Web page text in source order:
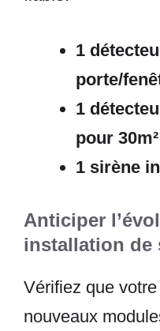
1
porte/
1
pour 30m²
1 sirène
Anticiper
installation de
Vérifiez que
nouveaux